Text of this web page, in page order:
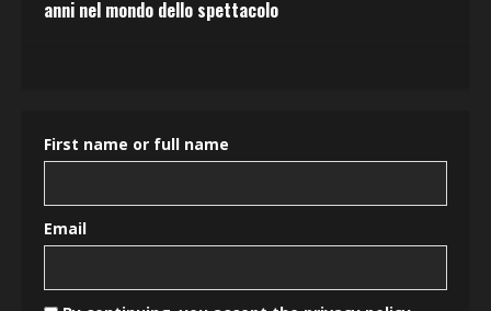
anni nel mondo dello spettacolo
First name or full name
Email